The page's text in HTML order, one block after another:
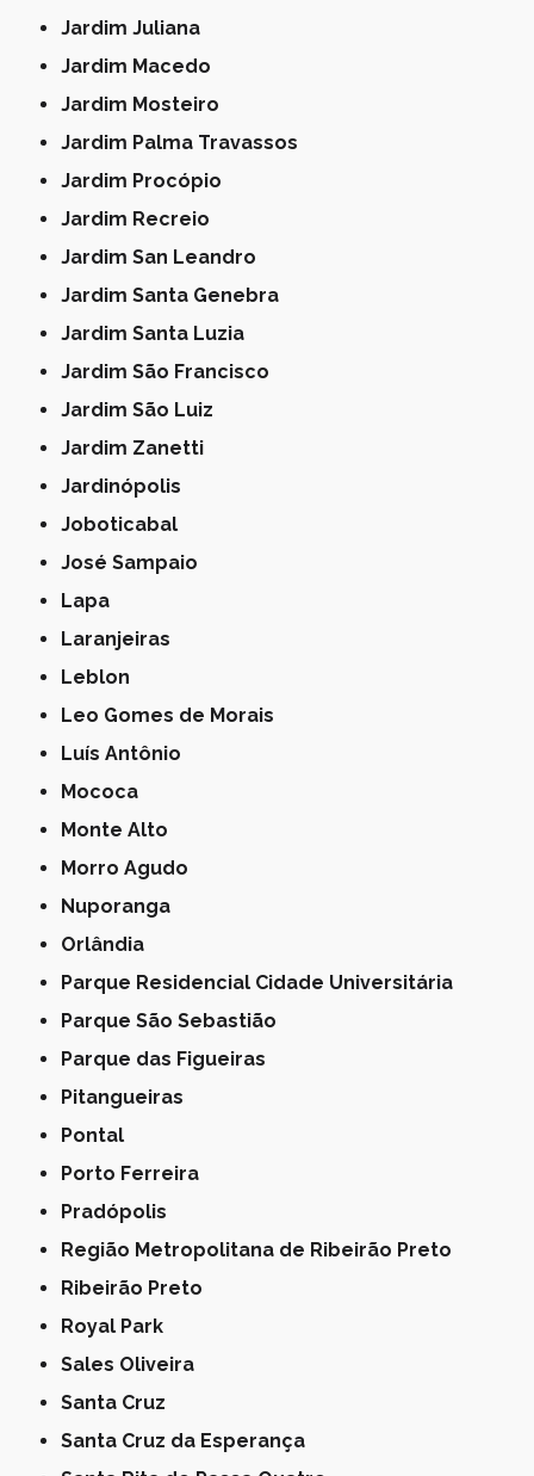
Jardim Juliana
Jardim Macedo
Jardim Mosteiro
Jardim Palma Travassos
Jardim Procópio
Jardim Recreio
Jardim San Leandro
Jardim Santa Genebra
Jardim Santa Luzia
Jardim São Francisco
Jardim São Luiz
Jardim Zanetti
Jardinópolis
Joboticabal
José Sampaio
Lapa
Laranjeiras
Leblon
Leo Gomes de Morais
Luís Antônio
Mococa
Monte Alto
Morro Agudo
Nuporanga
Orlândia
Parque Residencial Cidade Universitária
Parque São Sebastião
Parque das Figueiras
Pitangueiras
Pontal
Porto Ferreira
Pradópolis
Região Metropolitana de Ribeirão Preto
Ribeirão Preto
Royal Park
Sales Oliveira
Santa Cruz
Santa Cruz da Esperança